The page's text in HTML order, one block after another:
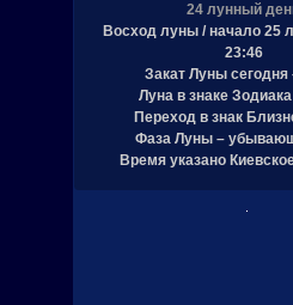
24 лунный
Восход луны / начало 25
23:46
Закат Луны сегодня
Луна в знаке
Переход в знак
Фаза Луны –
Время указано